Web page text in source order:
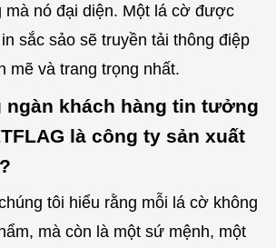
nó đại diện. Một lá cờ được
sắc sảo sẽ truyền tải thông điệp
mẽ và trang trọng nhất.
ngàn khách hàng tin tưởng
là công ty sản xuất
tôi hiểu rằng mỗi lá cờ không
mà còn là một sứ mệnh, một